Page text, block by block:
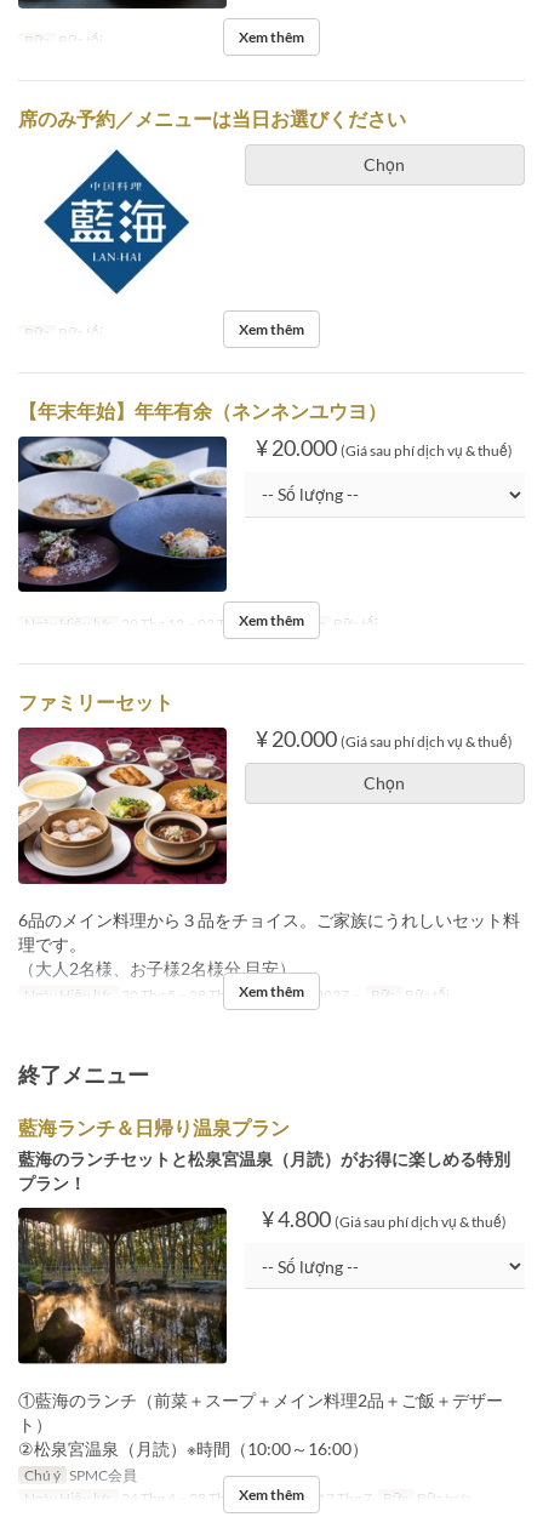
Bữa Bữa tối Xem thêm
席のみ予約／メニューは当日お選びください
Chọn
Bữa Bữa tối Xem thêm
【年末年始】年年有余（ネンネンユウヨ）
¥ 20.000 (Giá sau phí dịch vụ & thuế)
Ngày Hiệu lực 29 Thg 12 ~ 03 Thg 1 2027 Bữa Bữa tối
Xem thêm
ファミリーセット
¥ 20.000 (Giá sau phí dịch vụ & thuế)
Chọn
6品のメイン料理から３品をチョイス。ご家族にうれしいセット料
理です。
（大人2名様、お子様2名様分 目安）
Ngày Hiệu lực 30 Thg 5 ~ 28 Thg 12, 04 Thg 1 2027 ~ Bữa Bữa tối
Xem thêm
終了メニュー
藍海ランチ＆日帰り温泉プラン
藍海のランチセットと松泉宮温泉（月読）がお得に楽しめる特別
プラン！
¥ 4.800 (Giá sau phí dịch vụ & thuế)
①藍海のランチ（前菜＋スープ＋メイン料理2品＋ご飯＋デザー
ト）
②松泉宮温泉（月読）※時間（10:00～16:00）
Chú ý SPMC会員
Ngày Hiệu lực
24 Thg 4 ~ 28 Thg 4, 08 Thg 5 ~ 17 Thg 7 Bữa Bữa trưa
Xem thêm